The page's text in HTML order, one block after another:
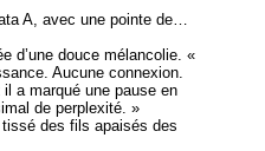
A, avec une pointe de…
d’une douce mélancolie. «
Aucune connexion.
a marqué une pause en
de perplexité. »
des fils apaisés des